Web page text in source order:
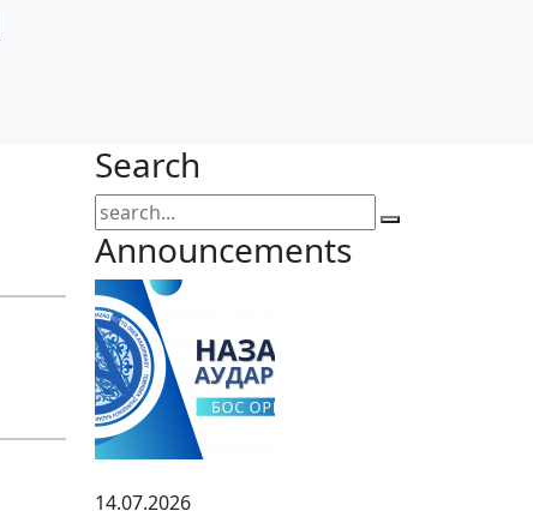
Search
Announcements
14.07.2026